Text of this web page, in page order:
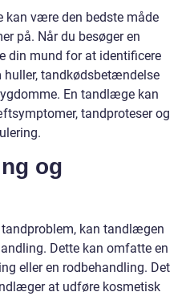
kan være den bedste måde
på. Når du besøger en
din mund for at identificere
huller, tandkødsbetændelse
En tandlæge kan
tandproteser og
og
kan tandlægen
Dette kan omfatte en
eller en rodbehandling. Det
at udføre kosmetisk